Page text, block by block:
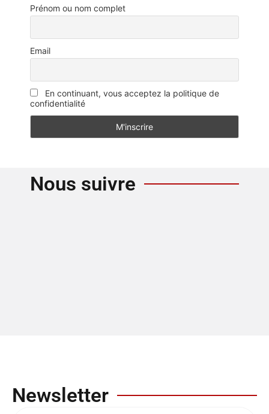
Prénom ou nom complet
Email
En continuant, vous acceptez la politique de
confidentialité
Nous suivre
Newsletter